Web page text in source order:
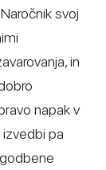
svoj
in
napak v
pa